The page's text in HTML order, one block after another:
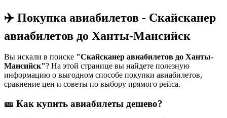
✈️ Покупка авиабилетов - Скайсканер
авиабилетов до Ханты-Мансийск
Вы искали в поиске "Скайсканер авиабилетов до Ханты-
Мансийск"? На этой странице вы найдете полезную
информацию о выгодном способе покупки авиабилетов,
сравнение цен и советы по выбору прямого рейса.
🎫 Как купить авиабилеты дешево?